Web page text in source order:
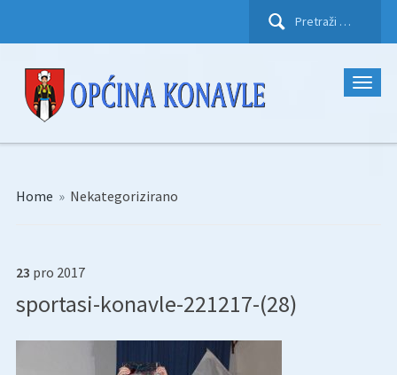
Pretraži:
Home » Nekategorizirano
23 pro 2017
sportasi-konavle-221217-(28)